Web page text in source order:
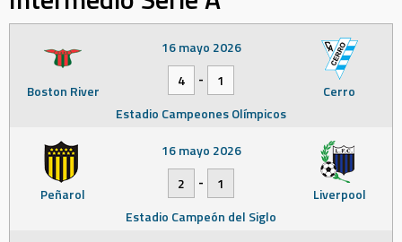
Boston River Cerro
16 mayo 2026
4
-
1
Estadio Campeones Olímpicos
Peñarol Liverpool
16 mayo 2026
2
-
1
Estadio Campeón del Siglo